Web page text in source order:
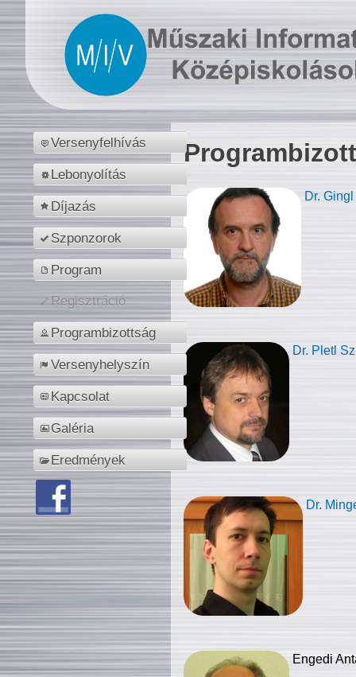
Versenyfelhívás
Lebonyolítás
Díjazás
Szponzorok
Program
Regisztráció
Programbizottság
Versenyhelyszín
Kapcsolat
Galéria
Eredmények
Dr.
Dr. Pletl
Dr.
Engedi